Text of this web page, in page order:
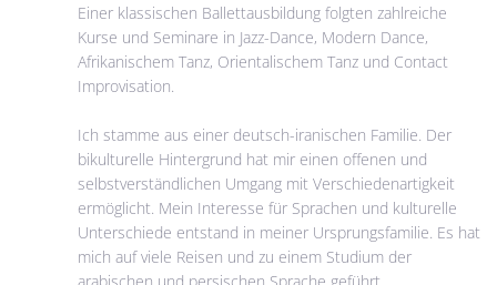
Einer klassischen Ballettausbildung folgten zahlreiche
Kurse und Seminare in Jazz-Dance, Modern Dance,
Afrikanischem Tanz, Orientalischem Tanz und Contact
Improvisation.
Ich stamme aus einer deutsch-iranischen Familie. Der
bikulturelle Hintergrund hat mir einen offenen und
selbstverständlichen Umgang mit Verschiedenartigkeit
ermöglicht. Mein Interesse für Sprachen und kulturelle
Unterschiede entstand in meiner Ursprungsfamilie. Es hat
mich auf viele Reisen und zu einem Studium der